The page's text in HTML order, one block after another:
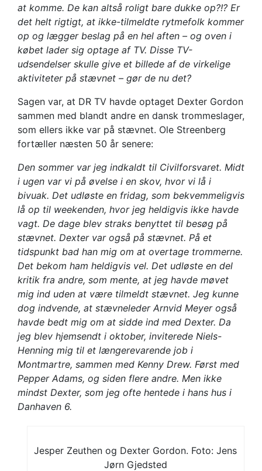
at komme. De kan altså roligt bare dukke op?!? Er
det helt rigtigt, at ikke-tilmeldte rytmefolk kommer
op og lægger beslag på en hel aften – og oven i
købet lader sig optage af TV. Disse TV-
udsendelser skulle give et billede af de virkelige
aktiviteter på stævnet – gør de nu det?
Sagen var, at DR TV havde optaget Dexter Gordon
sammen med blandt andre en dansk trommeslager,
som ellers ikke var på stævnet. Ole Streenberg
fortæller næsten 50 år senere:
Den sommer var jeg indkaldt til Civilforsvaret. Midt
i ugen var vi på øvelse i en skov, hvor vi lå i
bivuak. Det udløste en fridag, som bekvemmeligvis
lå op til weekenden, hvor jeg heldigvis ikke havde
vagt. De dage blev straks benyttet til besøg på
stævnet. Dexter var også på stævnet. På et
tidspunkt bad han mig om at overtage trommerne.
Det bekom ham heldigvis vel. Det udløste en del
kritik fra andre, som mente, at jeg havde møvet
mig ind uden at være tilmeldt stævnet. Jeg kunne
dog indvende, at stævneleder Arnvid Meyer også
havde bedt mig om at sidde ind med Dexter. Da
jeg blev hjemsendt i oktober, inviterede Niels-
Henning mig til et længerevarende job i
Montmartre, sammen med Kenny Drew. Først med
Pepper Adams, og siden flere andre. Men ikke
mindst Dexter, som jeg ofte hentede i hans hus i
Danhaven 6.
Jesper Zeuthen og Dexter Gordon. Foto: Jens
Jørn Gjedsted